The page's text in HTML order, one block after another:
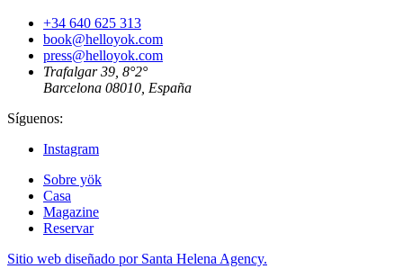
+34 640 625 313
book@helloyok.com
press@helloyok.com
Trafalgar 39, 8°2°
Barcelona 08010, España
Síguenos:
Instagram
Sobre yök
Casa
Magazine
Reservar
Sitio web diseñado por Santa Helena Agency.